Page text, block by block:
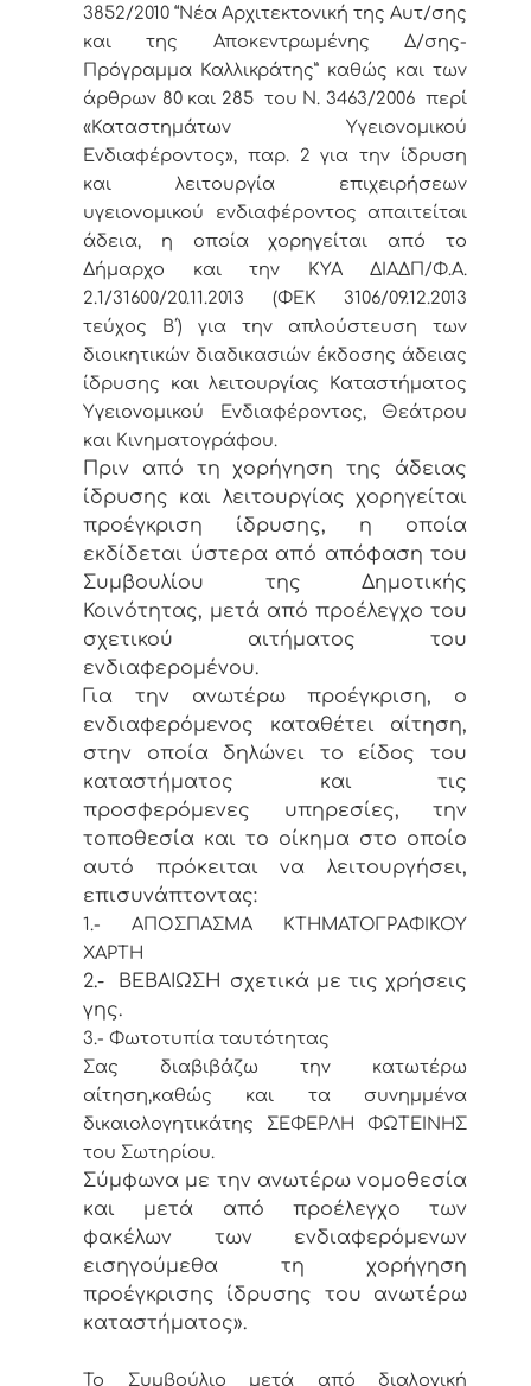
3852/2010 “Νέα Αρχιτεκτονική της Αυτ/σης
και της Αποκεντρωμένης Δ/σης-
Πρόγραμμα Καλλικράτης” καθώς και των
άρθρων 80 και 285 του Ν. 3463/2006 περί
«Καταστημάτων Υγειονομικού
Ενδιαφέροντος», παρ. 2 για την ίδρυση
και λειτουργία επιχειρήσεων
υγειονομικού ενδιαφέροντος απαιτείται
άδεια, η οποία χορηγείται από το
Δήμαρχο και την ΚΥΑ ΔΙΑΔΠ/Φ.Α.
2.1/31600/20.11.2013 (ΦΕΚ 3106/09.12.2013
τεύχος Β΄) για την απλούστευση των
διοικητικών διαδικασιών έκδοσης άδειας
ίδρυσης και λειτουργίας Καταστήματος
Υγειονομικού Ενδιαφέροντος, Θεάτρου
και Κινηματογράφου.
Πριν από τη χορήγηση της άδειας
ίδρυσης και λειτουργίας χορηγείται
προέγκριση ίδρυσης, η οποία
εκδίδεται ύστερα από απόφαση του
Συμβουλίου της Δημοτικής
Κοινότητας, μετά από προέλεγχο του
σχετικού αιτήματος του
ενδιαφερομένου.
Για την ανωτέρω προέγκριση, ο
ενδιαφερόμενος καταθέτει αίτηση,
στην οποία δηλώνει το είδος του
καταστήματος και τις
προσφερόμενες υπηρεσίες, την
τοποθεσία και το οίκημα στο οποίο
αυτό πρόκειται να λειτουργήσει,
επισυνάπτοντας:
1.- ΑΠΟΣΠΑΣΜΑ ΚΤΗΜΑΤΟΓΡΑΦΙΚΟΥ
ΧΑΡΤΗ
2.- ΒΕΒΑΙΩΣΗ σχετικά με τις χρήσεις
γης.
3.- Φωτοτυπία ταυτότητας
Σας διαβιβάζω την κατωτέρω
αίτηση,καθώς και τα συνημμένα
δικαιολογητικάτης ΣΕΦΕΡΛΗ ΦΩΤΕΙΝΗΣ
του Σωτηρίου.
Σύμφωνα με την ανωτέρω νομοθεσία
και μετά από προέλεγχο των
φακέλων των ενδιαφερόμενων
εισηγούμεθα τη χορήγηση
προέγκρισης ίδρυσης του ανωτέρω
καταστήματος».
Το Συμβούλιο μετά από διαλογική